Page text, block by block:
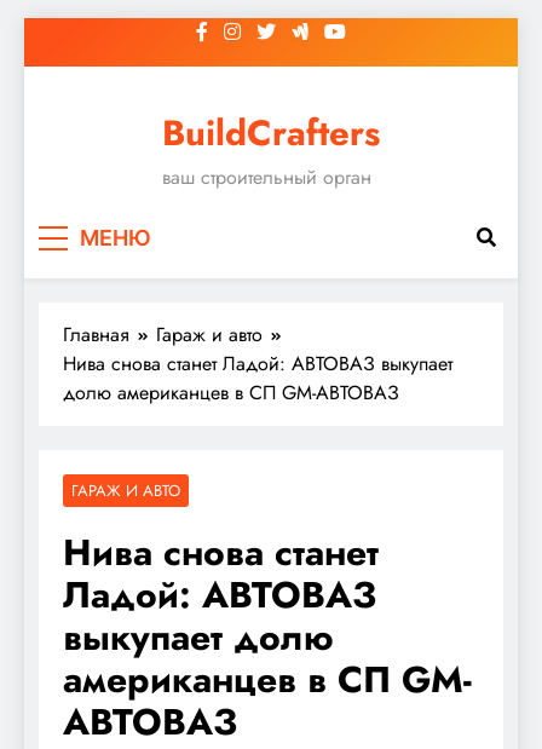
к
BuildCrafters
ваш строительный орган
МЕНЮ
Главная
Гараж и авто
Нива снова станет Ладой: АВТОВАЗ выкупает
долю американцев в СП GM-АВТОВАЗ
ГАРАЖ И АВТО
Нива снова станет
Ладой: АВТОВАЗ
выкупает долю
американцев в СП GM-
АВТОВАЗ